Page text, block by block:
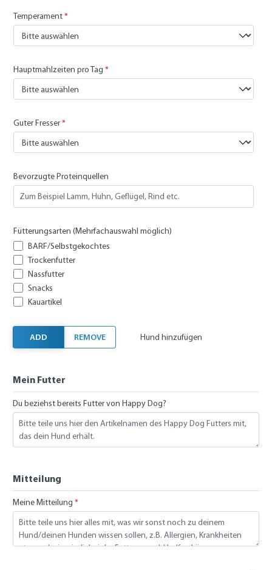
ADD REMOVE Hund hinzufügen
Temperament*
Hauptmahlzeiten pro Tag *
Guter Fresser*
Bevorzugte Proteinquellen
Fütterungsarten (Mehrfachauswahl möglich)
BARF/Selbstgekochtes
Trockenfutter
Nassfutter
Snacks
Kauartikel
Mein Futter
Du beziehst bereits Futter von Happy Dog?
Mitteilung
Meine Mitteilung *